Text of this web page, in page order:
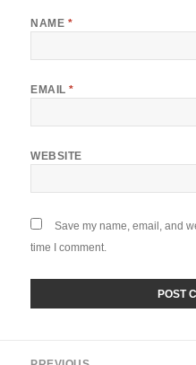
NAME *
EMAIL*
WEBSITE
Save my name, email, and
time I comment.